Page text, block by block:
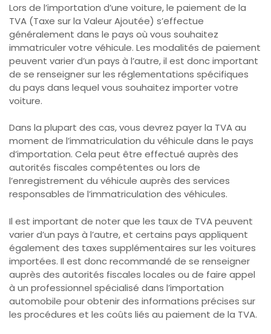
Lors de l’importation d’une voiture, le paiement de la
TVA (Taxe sur la Valeur Ajoutée) s’effectue
généralement dans le pays où vous souhaitez
immatriculer votre véhicule. Les modalités de paiement
peuvent varier d’un pays à l’autre, il est donc important
de se renseigner sur les réglementations spécifiques
du pays dans lequel vous souhaitez importer votre
voiture.
Dans la plupart des cas, vous devrez payer la TVA au
moment de l’immatriculation du véhicule dans le pays
d’importation. Cela peut être effectué auprès des
autorités fiscales compétentes ou lors de
l’enregistrement du véhicule auprès des services
responsables de l’immatriculation des véhicules.
Il est important de noter que les taux de TVA peuvent
varier d’un pays à l’autre, et certains pays appliquent
également des taxes supplémentaires sur les voitures
importées. Il est donc recommandé de se renseigner
auprès des autorités fiscales locales ou de faire appel
à un professionnel spécialisé dans l’importation
automobile pour obtenir des informations précises sur
les procédures et les coûts liés au paiement de la TVA.